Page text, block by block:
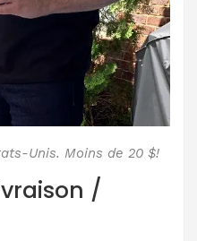
Unis. Moins de 20 $!
/